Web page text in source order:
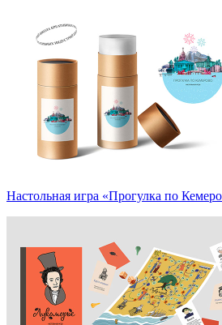
Настольная игра «Прогулка по